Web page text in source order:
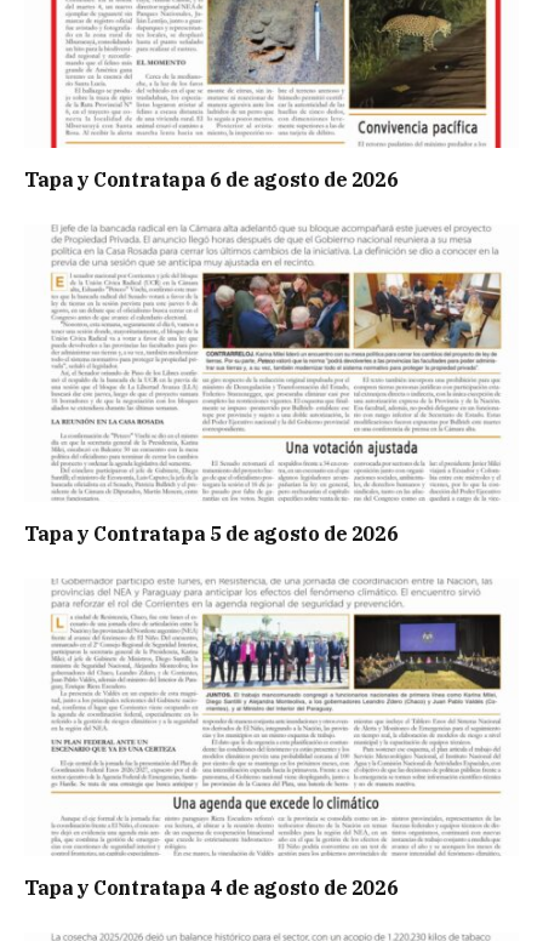
Tapa y Contratapa 6 de agosto de 2026
Tapa y Contratapa 5 de agosto de 2026
Tapa y Contratapa 4 de agosto de 2026